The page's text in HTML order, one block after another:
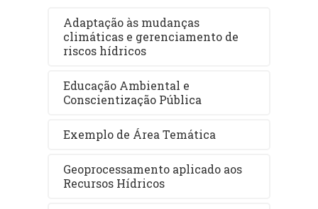
Adaptação às mudanças
climáticas e gerenciamento de
riscos hídricos
Educação Ambiental e
Conscientização Pública
Exemplo de Área Temática
Geoprocessamento aplicado aos
Recursos Hídricos